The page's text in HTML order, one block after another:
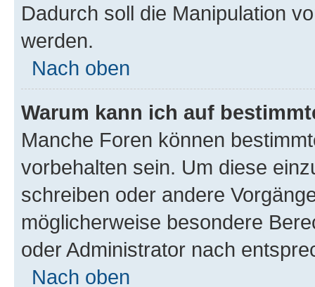
Dadurch soll die Manipulation
werden.
Nach oben
Warum kann ich auf
Manche Foren können
vorbehalten sein. Um diese
schreiben oder andere
möglicherweise besondere
oder Administrator nach
Nach oben